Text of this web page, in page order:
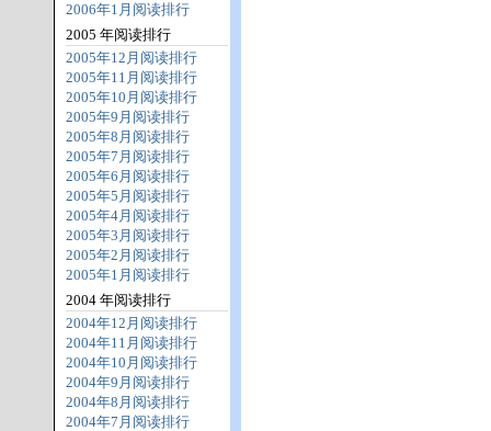
2006年1月阅读排行
2005 年阅读排行
2005年12月阅读排行
2005年11月阅读排行
2005年10月阅读排行
2005年9月阅读排行
2005年8月阅读排行
2005年7月阅读排行
2005年6月阅读排行
2005年5月阅读排行
2005年4月阅读排行
2005年3月阅读排行
2005年2月阅读排行
2005年1月阅读排行
2004 年阅读排行
2004年12月阅读排行
2004年11月阅读排行
2004年10月阅读排行
2004年9月阅读排行
2004年8月阅读排行
2004年7月阅读排行